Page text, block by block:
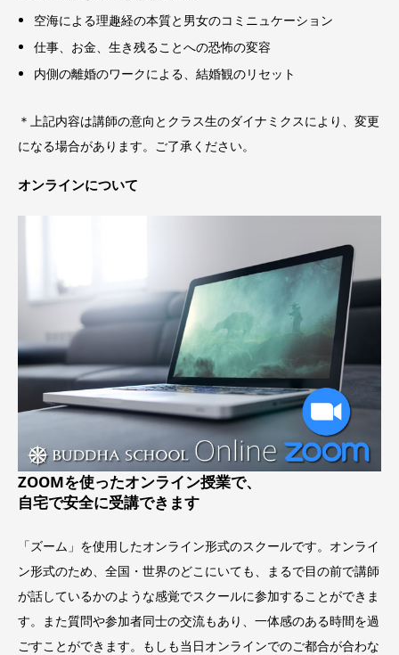
空海による理趣経の本質と男女のコミニュケーション
仕事、お金、生き残ることへの恐怖の変容
内側の離婚のワークによる、結婚観のリセット
＊上記内容は講師の意向とクラス生のダイナミクスにより、変更
になる場合があります。ご了承ください。
オンラインについて
ZOOMを使ったオンライン授業で、
自宅で安全に受講できます
「ズーム」を使用したオンライン形式のスクールです。オンライ
ン形式のため、全国・世界のどこにいても、まるで目の前で講師
が話しているかのような感覚でスクールに参加することができま
す。また質問や参加者同士の交流もあり、一体感のある時間を過
ごすことができます。もしも当日オンラインでのご都合が合わな